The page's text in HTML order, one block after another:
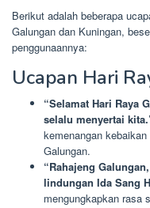
Berikut adalah beberapa
Galungan dan Kuningan,
penggunaannya:
Ucapan Hari
“Selamat Hari Raya
selalu menyertai
kemenangan
Galungan.
“Rahajeng
lindungan Ida Sang
mengungkapkan rasa